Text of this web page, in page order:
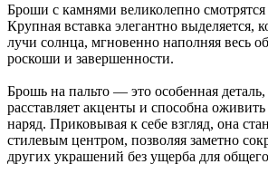
Броши с камнями великолепно смотрятся
Крупная вставка элегантно выделяется,
лучи солнца, мгновенно наполняя весь
роскоши и завершенности.
Брошь на пальто — это особенная деталь,
расставляет акценты и способна
наряд. Приковывая к себе взгляд, она
стилевым центром, позволяя заметно
других украшений без ущерба для